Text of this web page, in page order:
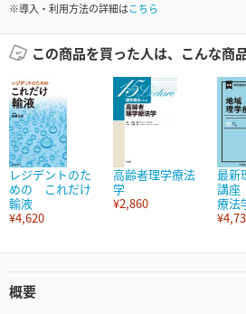
※導入・利用方法の詳細はこちら
この商品を買った人は、こんな商
レジデントのた
めの これだけ
輸液
¥4,620
高齢者理学療法
学
¥2,860
最新
講
療法
概要